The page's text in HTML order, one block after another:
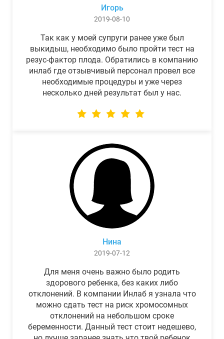
Игорь
2019-08-10
Так как у моей супруги ранее уже был
выкидыш, необходимо было пройти тест на
резус-фактор плода. Обратились в компанию
инлаб где отзывчивый персонал провел все
необходимые процедуры и уже через
несколько дней результат был у нас.
Нина
2019-07-12
Для меня очень важно было родить
здорового ребенка, без каких либо
отклонений. В компании Инлаб я узнала что
можно сдать тест на риск хромосомных
отклонений на небольшом сроке
беременности. Данный тест стоит недешево,